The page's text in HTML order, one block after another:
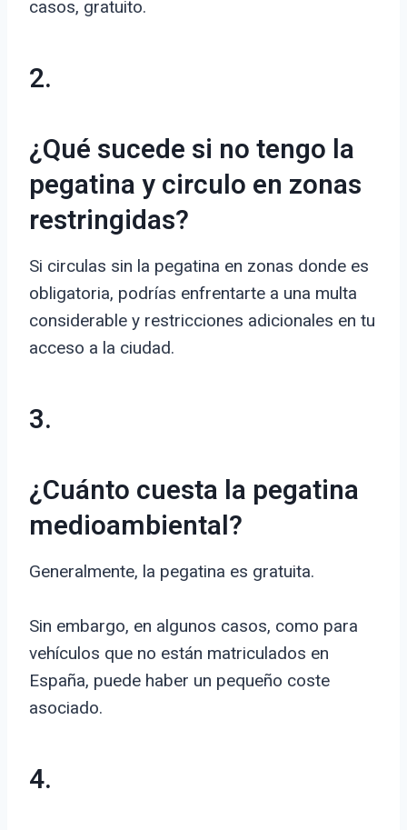
casos, gratuito.
2.
¿Qué sucede si no tengo la
pegatina y circulo en zonas
restringidas?
Si circulas sin la pegatina en zonas donde es
obligatoria, podrías enfrentarte a una multa
considerable y restricciones adicionales en tu
acceso a la ciudad.
3.
¿Cuánto cuesta la pegatina
medioambiental?
Generalmente, la pegatina es gratuita.
Sin embargo, en algunos casos, como para
vehículos que no están matriculados en
España, puede haber un pequeño coste
asociado.
4.